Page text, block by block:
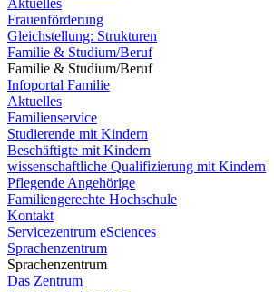
Aktuelles
Frauenförderung
Gleichstellung: Strukturen
Familie & Studium/Beruf
Familie & Studium/Beruf
Infoportal Familie
Aktuelles
Familienservice
Studierende mit Kindern
Beschäftigte mit Kindern
wissenschaftliche Qualifizierung mit Kindern
Pflegende Angehörige
Familiengerechte Hochschule
Kontakt
Servicezentrum eSciences
Sprachenzentrum
Sprachenzentrum
Das Zentrum